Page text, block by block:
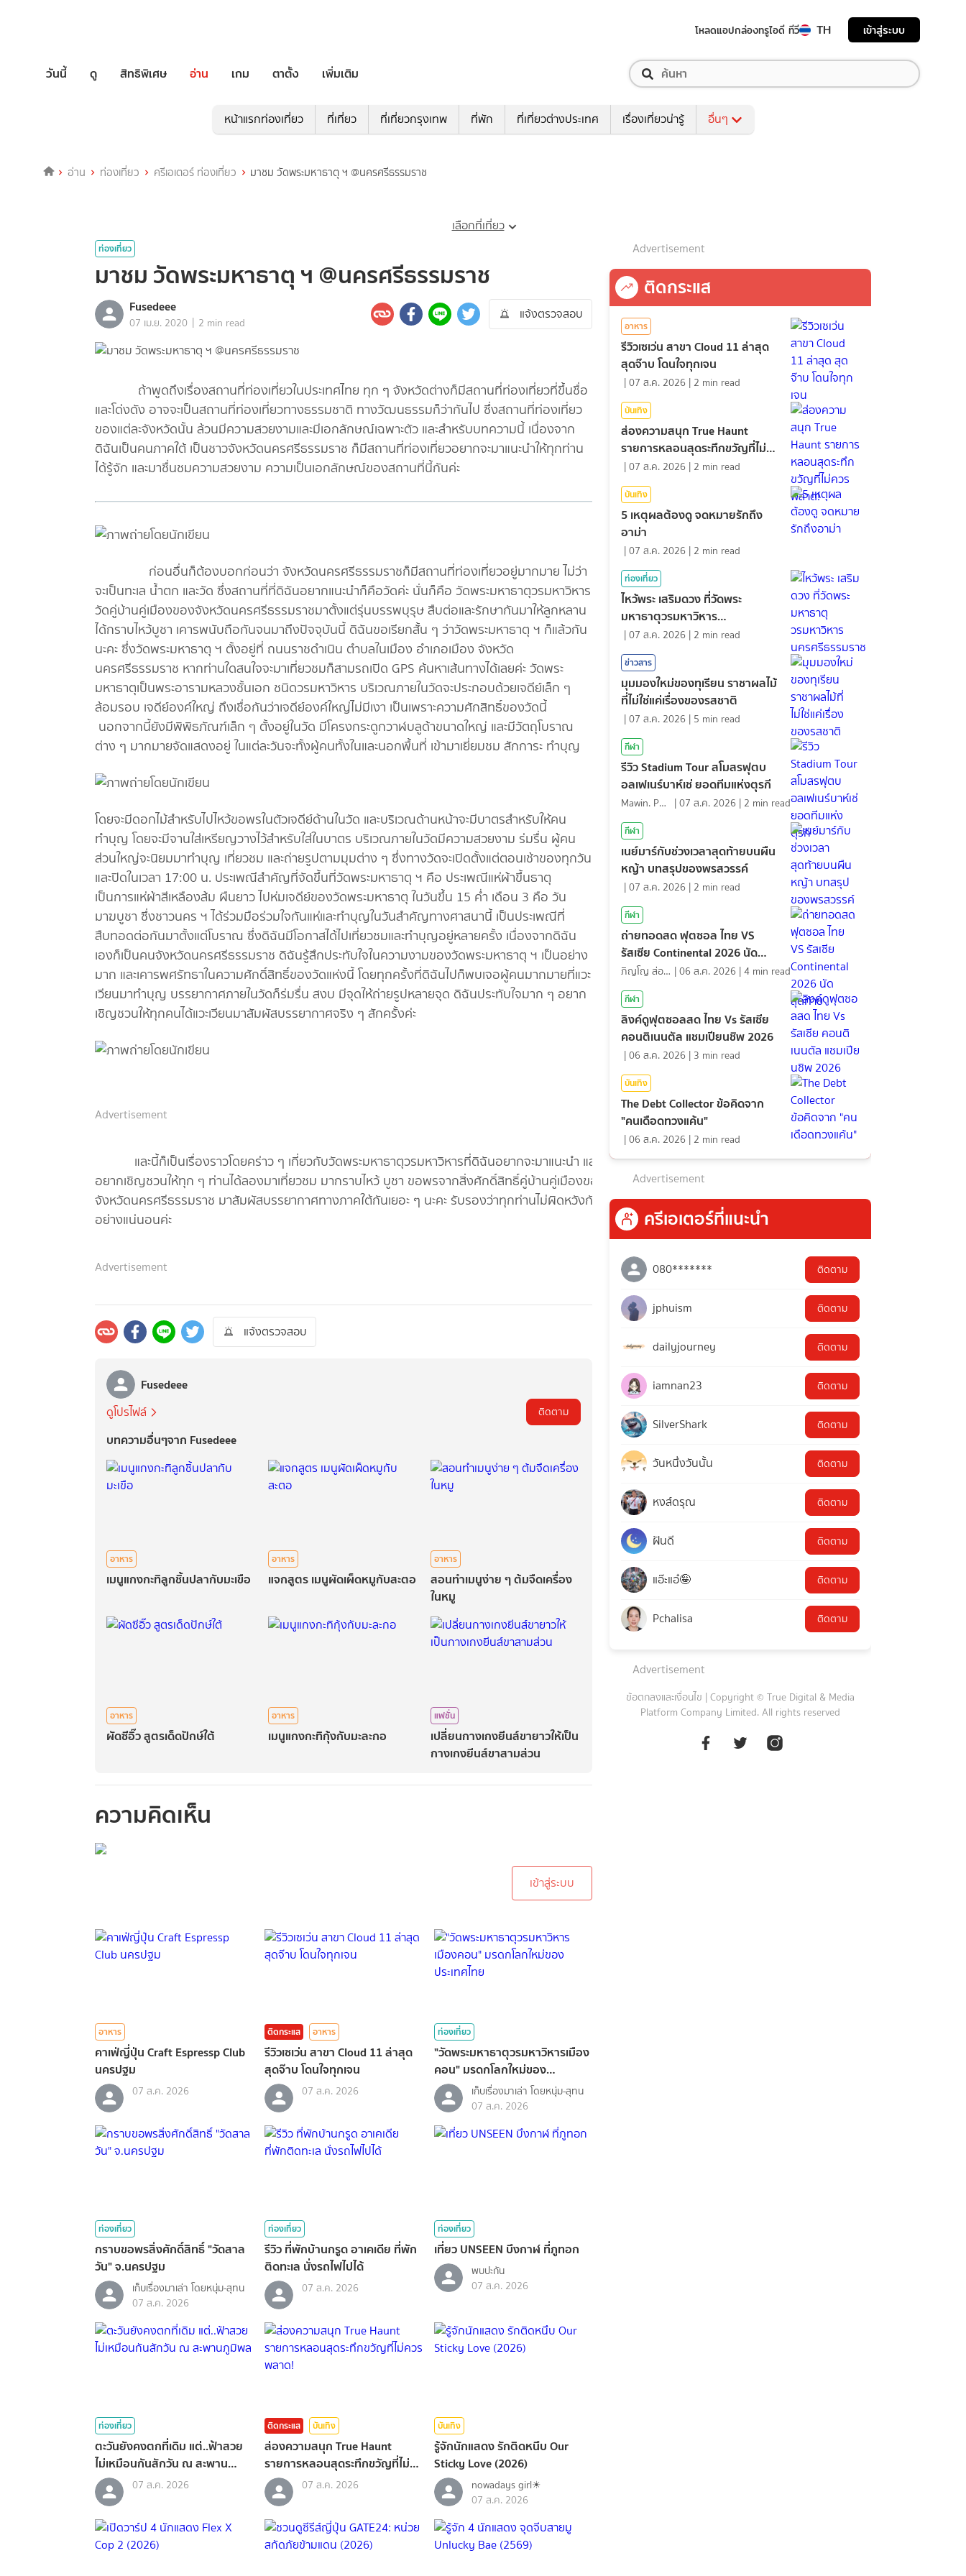
โหลดแอปกล่องทรูไอดี ทีวี TH เข้าสู่ระบบ
วันนี้ ดู สิทธิพิเศษ อ่าน เกม ตาตั้ง เพิ่มเติม
หน้าแรกท่องเที่ยว ที่เที่ยว ที่เที่ยวกรุงเทพ ที่พัก ที่เที่ยวต่างประเทศ เรื่องเที่ยวน่ารู้ อื่นๆ
อ่าน ท่องเที่ยว ครีเอเตอร์ ท่องเที่ยว มาชม วัดพระมหาธาตุ ฯ @นครศรีธรรมราช
เลือกที่เที่ยว
ท่องเที่ยว
มาชม วัดพระมหาธาตุ ฯ @นครศรีธรรมราช
Fusedeee
07 เม.ย. 2020 | 2 min read
แจ้งตรวจสอบ
ถ้าพูดถึงเรื่องสถานที่ท่องเที่ยวในประเทศไทย ทุก ๆ จังหวัดต่างก็มีสถานที่ท่องเที่ยวที่ขึ้นชื่อ
และโด่งดัง อาจจะเป็นสถานที่ท่องเที่ยวทางธรรมชาติ ทางวัฒนธรรมก็ว่ากันไป ซึ่งสถานที่ท่องเที่ยว
ของแต่ละจังหวัดนั้น ล้วนมีความสวยงามและมีเอกลักษณ์เฉพาะตัว และสำหรับบทความนี้ เนื่องจาก
ดิฉันเป็นคนภาคใต้ เป็นชาวจังหวัดนครศรีธรรมราช ก็มีสถานที่ท่องเที่ยวอยากจะมาแนะนำให้ทุกท่าน
ได้รู้จัก และมาชื่นชมความสวยงาม ความเป็นเอกลักษณ์ของสถานที่นี้กันค่ะ
ก่อนอื่นก็ต้องบอกก่อนว่า จังหวัดนครศรีธรรมราชก็มีสถานที่ท่องเที่ยวอยู่มากมาย ไม่ว่า
จะเป็นทะเล น้ำตก และวัด ซึ่งสถานที่ที่ดิฉันอยากแนะนำก็คือวัดค่ะ นั่นก็คือ วัดพระมหาธาตุวรมหาวิหาร
วัดคู่บ้านคู่เมืองของจังหวัดนครศรีธรรมราชมาตั้งแต่รุ่นบรรพบุรุษ สืบต่อและรักษากันมาให้ลูกหลาน
ได้กราบไหว้บูชา เคารพนับถือกันจนมาถึงปัจจุบันนี้ ดิฉันขอเรียกสั้น ๆ ว่าวัดพระมหาธาตุ ฯ ก็แล้วกัน
นะคะ ซึ่งวัดพระมหาธาตุ ฯ ตั้งอยู่ที่ ถนนราชดำเนิน ตำบลในเมือง อำเภอเมือง จังหวัด
นครศรีธรรมราช หากท่านใดสนใจจะมาเที่ยวชมก็สามรถเปิด GPS ค้นหาเส้นทางได้เลยค่ะ วัดพระ
มหาธาตุเป็นพระอารามหลวงชั้นเอก ชนิดวรมหาวิหาร บริเวณภายในวัดจะประกอบด้วยเจดีย์เล็ก ๆ
ล้อมรอบ เจดีย์องค์ใหญ่ ถึงเชื่อกันว่าเจดีย์องค์ใหญ่ไม่มีเงา เป็นเพราะความศักสิทธิ์ของวัดนี้
นอกจากนี้ยังมีพิพิธภัณฑ์เล็ก ๆ ตั้งอยู่ในวัด มีโครงกระดูกวาฬบลูด้าขนาดใหญ่ และมีวัตถุโบราณ
ต่าง ๆ มากมายจัดแสดงอยู่ ในแต่ละวันจะทั้งผู้คนทั้งในและนอกพื้นที่ เข้ามาเยี่ยมชม สักการะ ทำบุญ
โดยจะมีดอกไม้สำหรับไปไหว้ขอพรในตัวเจดีย์ด้านในวัด และบริเวณด้านหน้าจะมีบาตรสำหรับให้คน
ทำบุญ โดยจะมีจานใส่เหรียญวางไว้สำหรับใส่ในบาตร บริเวณภายในวัดมีความสวยงาม ร่มรื่น ผู้คน
ส่วนใหญ่จะนิยมมาทำบุญ เที่ยวชม และถ่ายรูปตามมุมต่าง ๆ ซึ่งทางวัดจะเปิดตั้งแต่ตอนเช้าของทุกวัน
และปิดในเวลา 17:00 น. ประเพณีสำคัญที่จัดขึ้นที่วัดพระมหาธาตุ ฯ คือ ประเพณีแห่ผ้าขึ้นธาตุ
เป็นการแห่ผ้าสีเหลืองส้ม ผืนยาว ไปห่มเจดีย์ของวัดพระมหาธาตุ ในวันขึ้น 15 ค่ำ เดือน 3 คือ วัน
มาฆบูชา ซึ่งชาวนคร ฯ ได้ร่วมมือร่วมใจกันแห่และทำบุญในวันสำคัญทางศาสนานี้ เป็นประเพณีที่
สืบทอดต่อกันมาตั้งแต่โบราณ ซึ่งดิฉันมีโอกาสได้ไปเที่ยวชมและทำบุญอยู่หลายครั้ง เนื่องจากดิฉัน
เองก็เป็นคนจังหวัดนครศรีธรรมราช ดิฉันรู้สึกประทับใจในความงามของวัดพระมหาธาตุ ฯ เป็นอย่าง
มาก และเคารพศรัทธาในความศักดิ์สิทธิ์ของวัดแห่งนี้ โดยทุกครั้งที่ดิฉันไปก็พบเจอผู้คนมากมายที่แวะ
เวียนมาทำบุญ บรรยากาศภายในวัดก็ร่มรื่น สงบ มีจุดให้ถ่ายรูปหลายจุด ดิฉันประทับใจมาก ๆ อยาก
เชิญชวนให้ทุกคนได้แวะเวียนมาสัมผัสบรรยากาศจริง ๆ สักครั้งค่ะ
Advertisement
และนี้ก็เป็นเรื่องราวโดยคร่าว ๆ เกี่ยวกับวัดพระมหาธาตุวรมหาวิหารที่ดิฉันอยากจะมาแนะนำ และ
อยากเชิญชวนให้ทุก ๆ ท่านได้ลองมาเที่ยวชม มากราบไหว้ บูชา ขอพรจากสิ่งศักดิ์สิทธิ์คู่บ้านคู่เมืองของ
จังหวัดนครศรีธรรมราช มาสัมผัสบรรยากาศทางภาคใต้กันเยอะ ๆ นะคะ รับรองว่าทุกท่านไม่ผิดหวังกัน
อย่างแน่นอนค่ะ
Advertisement
แจ้งตรวจสอบ
Fusedeee
ดูโปรไฟล์ ติดตาม
บทความอื่นๆจาก Fusedeee
อาหาร
เมนูแกงกะทิลูกชิ้นปลากับมะเขือ
อาหาร
แจกสูตร เมนูผัดเผ็ดหมูกับสะตอ
อาหาร
สอนทำเมนูง่าย ๆ ต้มจืดเครื่อง
ในหมู
อาหาร
ผัดซีอิ๊ว สูตรเด็ดปักษ์ใต้
อาหาร
เมนูแกงกะทิกุ้งกับมะละกอ
แฟชั่น
เปลี่ยนกางเกงยีนส์ขายาวให้เป็น
กางเกงยีนส์ขาสามส่วน
ความคิดเห็น
เข้าสู่ระบบ
อาหาร
คาเฟ่ญี่ปุ่น Craft Espressp Club
นครปฐม
07 ส.ค. 2026
ติดกระแส อาหาร
รีวิวเซเว่น สาขา Cloud 11 ล่าสุด
สุดจ๊าบ โดนใจทุกเจน
07 ส.ค. 2026
ท่องเที่ยว
"วัดพระมหาธาตุวรมหาวิหารเมือง
คอน" มรดกโลกใหม่ของ
ประเทศไทยเก็บเรื่องมาเล่า โดยหนุ่ม-สุทน
07 ส.ค. 2026
ท่องเที่ยว
กราบขอพรสิ่งศักดิ์สิทธิ์ "วัดสาล
วัน" จ.นครปฐม
เก็บเรื่องมาเล่า โดยหนุ่ม-สุทน
07 ส.ค. 2026
ท่องเที่ยว
รีวิว ที่พักบ้านกรูด อาเคเดีย ที่พัก
ติดทะเล นั่งรถไฟไปได้
07 ส.ค. 2026
ท่องเที่ยว
เที่ยว UNSEEN บึงกาฬ ที่ภูทอก
พบปะกัน
07 ส.ค. 2026
ท่องเที่ยว
ตะวันยังคงตกที่เดิม แต่..ฟ้าสวย
ไม่เหมือนกันสักวัน ณ สะพาน
ภูมิพล
07 ส.ค. 2026
ติดกระแส บันเทิง
ส่องความสนุก True Haunt
รายการหลอนสุดระทึกขวัญที่ไม่
ควรพลาด!07 ส.ค. 2026
บันเทิง
รู้จักนักแสดง รักติดหนึบ Our
Sticky Love (2026)
nowadays girl☀︎︎
07 ส.ค. 2026
Advertisement
ติดกระแส
อาหาร
รีวิวเซเว่น สาขา Cloud 11 ล่าสุด
สุดจ๊าบ โดนใจทุกเจน
|07 ส.ค. 2026 | 2 min read
บันเทิง
ส่องความสนุก True Haunt
รายการหลอนสุดระทึกขวัญที่ไม่
ควรพลาด!
|07 ส.ค. 2026 | 2 min read
บันเทิง
5 เหตุผลต้องดู จดหมายรักถึง
อาม่า
|07 ส.ค. 2026 | 2 min read
ท่องเที่ยว
ไหว้พระ เสริมดวง ที่วัดพระ
มหาธาตุวรมหาวิหาร
นครศรีธรรมราช
|07 ส.ค. 2026 | 2 min read
ข่าวสาร
มุมมองใหม่ของทุเรียน ราชาผลไม้
ที่ไม่ใช่แค่เรื่องของรสชาติ
|07 ส.ค. 2026 | 5 min read
กีฬา
รีวิว Stadium Tour สโมสรฟุตบ
อลเฟเนร์บาห์เช่ ยอดทีมแห่งตุรกี
Mawin. Pongsuttiyakorn |07 ส.ค. 2026 | 2 min read
กีฬา
เนย์มาร์กับช่วงเวลาสุดท้ายบนผืน
หญ้า บทสรุปของพรสวรรค์
|07 ส.ค. 2026 | 2 min read
กีฬา
ถ่ายทอดสด ฟุตซอล ไทย VS
รัสเซีย Continental 2026 นัด
สุดท้าย ภิญโญ ส่องแสง |06 ส.ค. 2026 |4 min read
กีฬา
ลิงค์ดูฟุตซอลสด ไทย Vs รัสเซีย
คอนติเนนตัล แชมเปียนชิพ 2026
|06 ส.ค. 2026 | 3 min read
บันเทิง
The Debt Collector ข้อคิดจาก
"คนเดือดทวงแค้น"
|06 ส.ค. 2026 | 2 min read
Advertisement
ครีเอเตอร์ที่แนะนำ
080******* ติดตาม
jphuism ติดตาม
dailyjourney ติดตาม
iamnan23 ติดตาม
SilverShark ติดตาม
วันหนึ่งวันนั้น ติดตาม
หงส์ดรุณ ติดตาม
ฝันดี ติดตาม
แอ๊ะแอ๋🤪 ติดตาม
Pchalisa ติดตาม
Advertisement
ข้อตกลงและเงื่อนไข | Copyright © True Digital & Media
Platform Company Limited. All rights reserved